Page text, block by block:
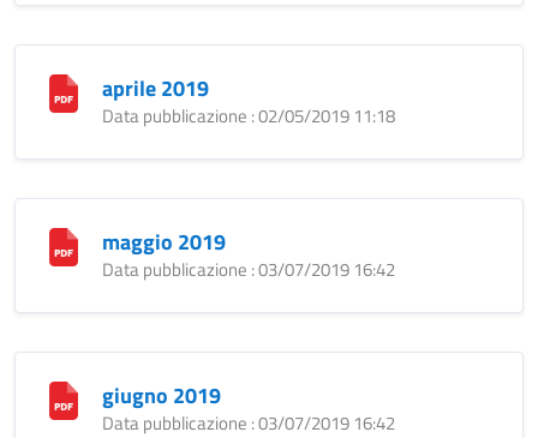
aprile 2019
Data pubblicazione : 02/05/2019 11:18
maggio 2019
Data pubblicazione : 03/07/2019 16:42
giugno 2019
Data pubblicazione : 03/07/2019 16:42